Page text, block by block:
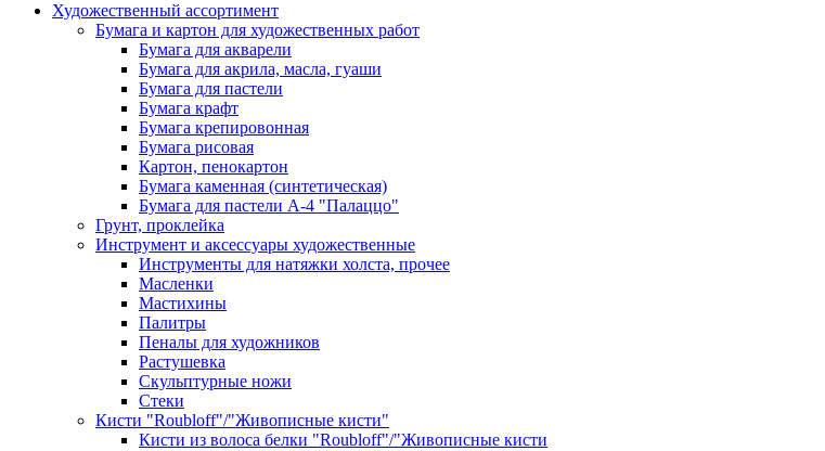
Художественный ассортимент
Бумага и картон для художественных работ
Бумага для акварели
Бумага для акрила, масла, гуаши
Бумага для пастели
Бумага крафт
Бумага крепировонная
Бумага рисовая
Картон, пенокартон
Бумага каменная (синтетическая)
Бумага для пастели А-4 "Палаццо"
Грунт, проклейка
Инструмент и аксессуары художественные
Инструменты для натяжки холста, прочее
Масленки
Мастихины
Палитры
Пеналы для художников
Растушевка
Скульптурные ножи
Стеки
Кисти "Roubloff"/"Живописные кисти"
Кисти из волоса белки "Roubloff"/"Живописные кисти